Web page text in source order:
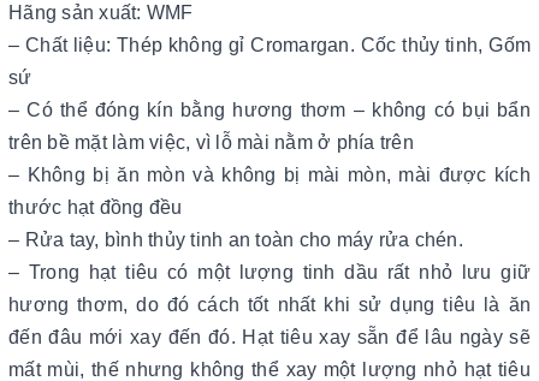
Hãng sản xuất: WMF
– Chất liệu: Thép không gỉ Cromargan. Cốc thủy tinh, Gốm
sứ
– Có thể đóng kín bằng hương thơm – không có bụi bẩn
trên bề mặt làm việc, vì lỗ mài nằm ở phía trên
– Không bị ăn mòn và không bị mài mòn, mài được kích
thước hạt đồng đều
– Rửa tay, bình thủy tinh an toàn cho máy rửa chén.
– Trong hạt tiêu có một lượng tinh dầu rất nhỏ lưu giữ
hương thơm, do đó cách tốt nhất khi sử dụng tiêu là ăn
đến đâu mới xay đến đó. Hạt tiêu xay sẵn để lâu ngày sẽ
mất mùi, thế nhưng không thể xay một lượng nhỏ hạt tiêu